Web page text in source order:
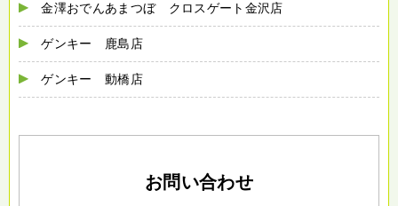
金澤おでんあまつぼ クロスゲート金沢店
ゲンキー 鹿島店
ゲンキー 動橋店
お問い合わせ